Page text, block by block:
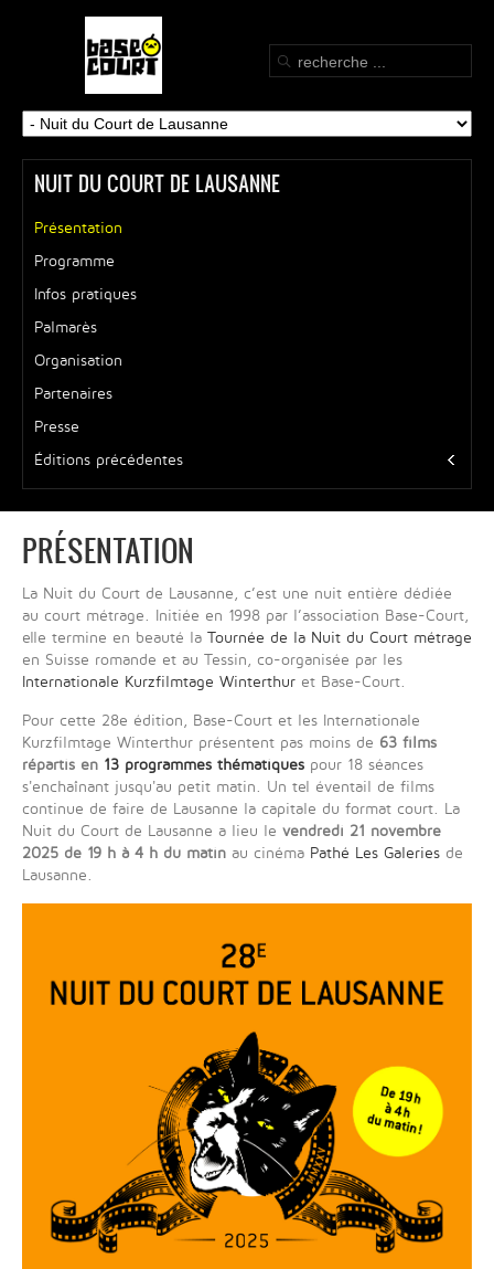
NUIT DU COURT DE LAUSANNE
Présentation
Programme
Infos pratiques
Palmarès
Organisation
Partenaires
Presse
Éditions précédentes
PRÉSENTATION
La Nuit du Court de Lausanne, c’est une nuit entière dédiée
au court métrage. Initiée en 1998 par l’association Base-Court,
elle termine en beauté la Tournée de la Nuit du Court métrage
en Suisse romande et au Tessin, co-organisée par les
Internationale Kurzfilmtage Winterthur et Base-Court.
Pour cette 28e édition, Base-Court et les Internationale
Kurzfilmtage Winterthur présentent pas moins de 63 films
répartis en 13 programmes thématiques pour 18 séances
s'enchaînant jusqu'au petit matin. Un tel éventail de films
continue de faire de Lausanne la capitale du format court. La
Nuit du Court de Lausanne a lieu le vendredi 21 novembre
2025 de 19 h à 4 h du matin au cinéma Pathé Les Galeries de
Lausanne.